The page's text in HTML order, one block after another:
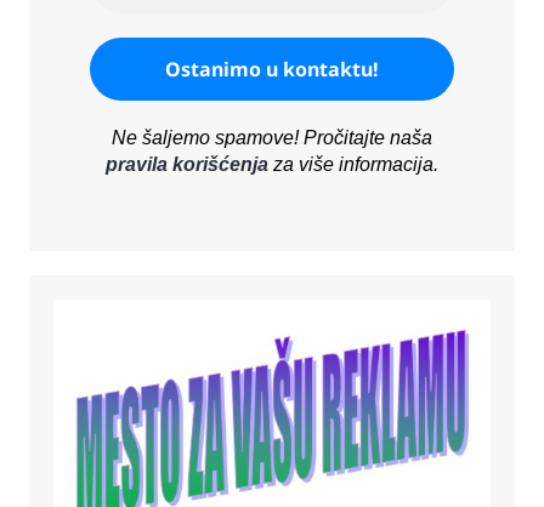
Ne šaljemo spamove! Pročitajte naša
pravila korišćenjaza više informacija.